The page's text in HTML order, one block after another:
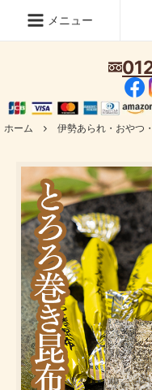
メニュー
ホーム 伊勢あられ・おやつ